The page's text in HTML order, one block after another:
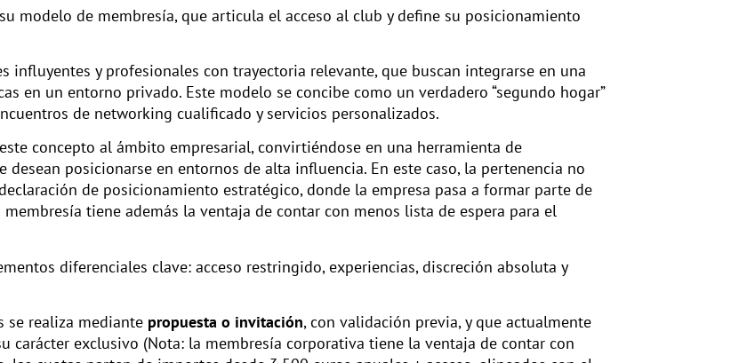
modelo de membresía, que articula el acceso al club y define su posicionamiento
influyentes y profesionales con trayectoria relevante, que buscan integrarse en una
en un entorno privado. Este modelo se concibe como un verdadero “segundo hogar”
de networking cualificado y servicios personalizados.
concepto al ámbito empresarial, convirtiéndose en una herramienta de
posicionarse en entornos de alta influencia. En este caso, la pertenencia no
de posicionamiento estratégico, donde la empresa pasa a formar parte de
tiene además la ventaja de contar con menos lista de espera para el
diferenciales clave: acceso restringido, experiencias, discreción absoluta y
se realiza mediante propuesta o invitación, con validación previa, y que actualmente
carácter exclusivo (Nota: la membresía corporativa tiene la ventaja de contar con